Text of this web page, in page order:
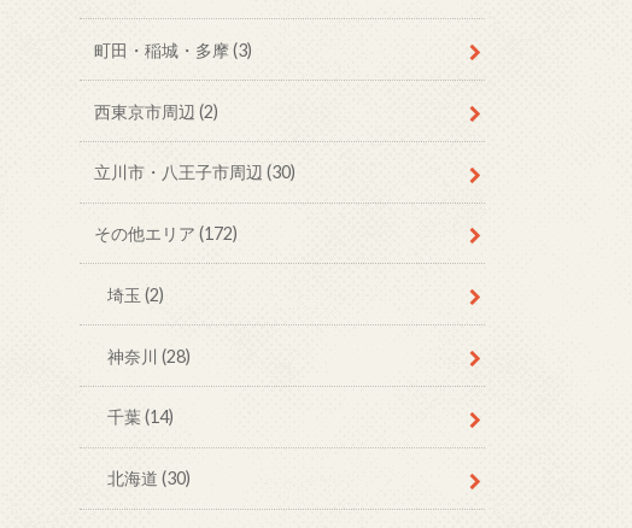
町田・稲城・多摩 (3)
西東京市周辺 (2)
立川市・八王子市周辺 (30)
その他エリア (172)
埼玉(2)
神奈川(28)
千葉(14)
北海道(30)